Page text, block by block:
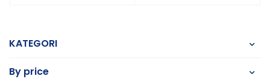
KATEGORI
By price